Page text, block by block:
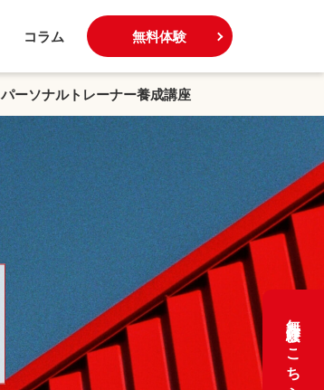
コラム 無料体験
パーソナルトレーナー養成講座
無料体験はこちら